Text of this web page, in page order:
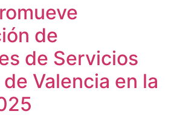
de
de Servicios
Valencia en la